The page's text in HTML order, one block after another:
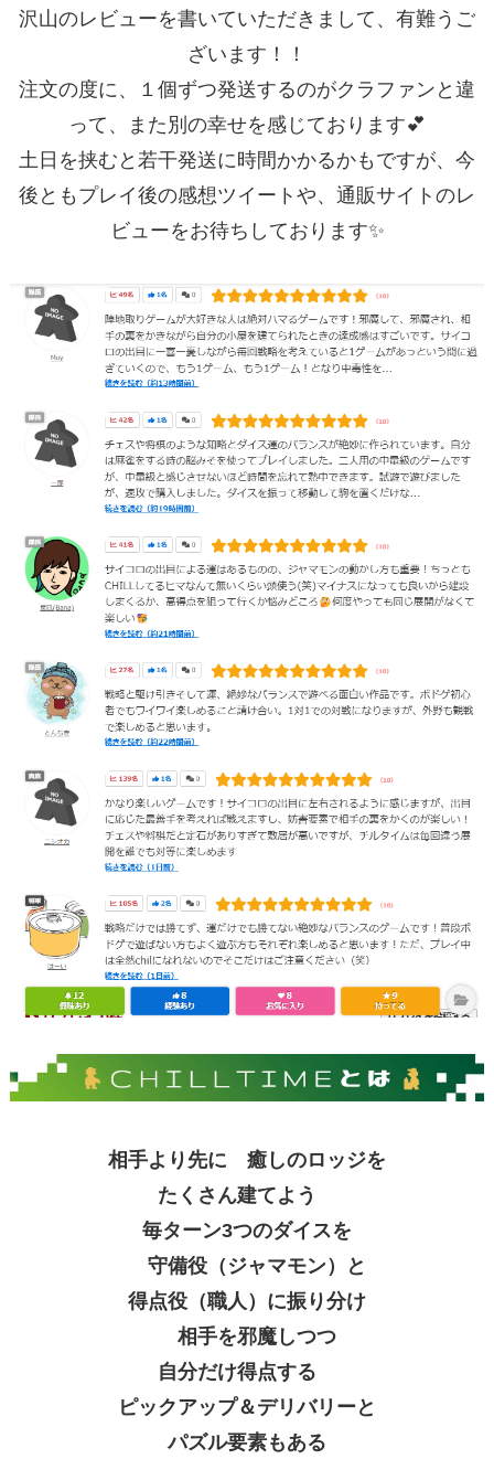
沢山のレビューを書いていただきまして、有難うご
ざいます！！
注文の度に、１個ずつ発送するのがクラファンと違
って、また別の幸せを感じております💕
土日を挟むと若干発送に時間かかるかもですが、今
後ともプレイ後の感想ツイートや、通販サイトのレ
ビューをお待ちしております✨
相手より先に 癒しのロッジを
たくさん建てよう
毎ターン3つのダイスを
守備役（ジャマモン）と
得点役（職人）に振り分け
相手を邪魔しつつ
自分だけ得点する
ピックアップ＆デリバリーと
パズル要素もある